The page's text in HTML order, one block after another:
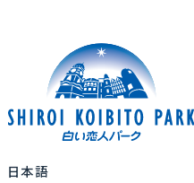
日本語